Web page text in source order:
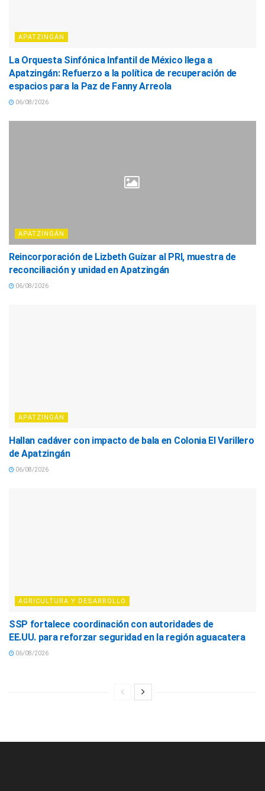
APATZINGÁN
La Orquesta Sinfónica Infantil de México llega a
Apatzingán: Refuerzo a la política de recuperación de
espacios para la Paz de Fanny Arreola
06/08/2026
APATZINGÁN
Reincorporación de Lizbeth Guízar al PRI, muestra de
reconciliación y unidad en Apatzingán
06/08/2026
APATZINGÁN
Hallan cadáver con impacto de bala en Colonia El Varillero
de Apatzingán
06/08/2026
AGRICULTURA Y DESARROLLO
SSP fortalece coordinación con autoridades de
EE.UU. para reforzar seguridad en la región aguacatera
06/08/2026